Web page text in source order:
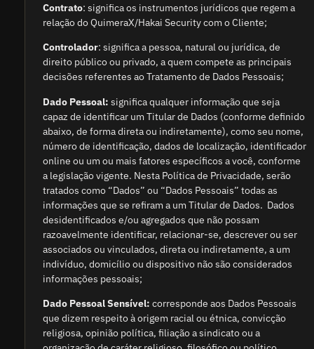
Contrato: significa os instrumentos jurídicos que regem a
relação do QuimeraX/Hakai Security com o Cliente;
Controlador: significa a pessoa, natural ou jurídica, de
direito público ou privado, a quem compete as principais
decisões referentes ao Tratamento de Dados Pessoais;
Dado Pessoal: significa qualquer informação que seja
capaz de identificar um Titular de Dados (conforme definido
abaixo, de forma direta ou indiretamente), como seu nome,
número de identificação, dados de localização, identificador
online ou um ou mais fatores específicos a você, conforme
a legislação vigente. Nesta Política de Privacidade, serão
tratados como “Dados” ou “Dados Pessoais” todas as
informações que se refiram a um Titular de Dados. Dados
desidentificados e/ou agregados que não possam
razoavelmente identificar, relacionar-se, descrever ou ser
associados ou vinculados, direta ou indiretamente, a um
indivíduo, domicílio ou dispositivo não são considerados
informações pessoais;
Dado Pessoal Sensível: corresponde aos Dados Pessoais
que dizem respeito à origem racial ou étnica, convicção
religiosa, opinião política, filiação a sindicato ou a